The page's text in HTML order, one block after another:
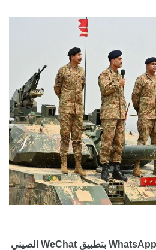
الجيش الباكستاني يستبدل WhatsApp بتطبيق WeChat الصيني